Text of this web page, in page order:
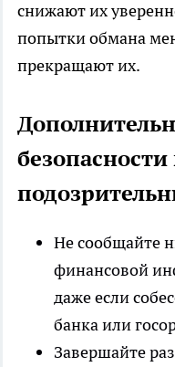
снижают их
попытки обмана
прекращают их.
Не сообщайте
финансовой
даже если
банка или
Завершайте